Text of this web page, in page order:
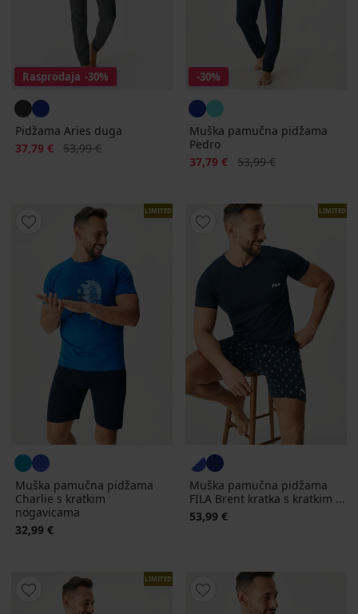
Rasprodaja -30%
Pidžama Aries duga
Popust
37,79 € Prvobitna cijena
53,99 €
-30%
Muška pamučna pidžama
Pedro
Popust
37,79 € Prvobitna cijena
53,99 €
LIMITED
Muška pamučna pidžama
Charlie s kratkim
nogavicama
32,99 €
LIMITED
Muška pamučna pidžama
FILA Brent kratka s kratkim ...
53,99 €
LIMITED